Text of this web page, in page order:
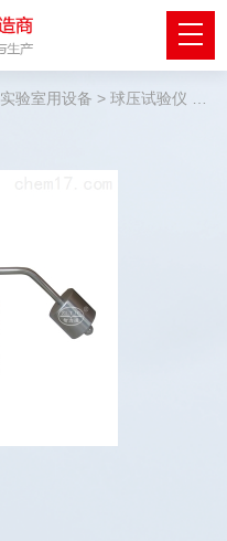
实验室用设备 >球压试验仪